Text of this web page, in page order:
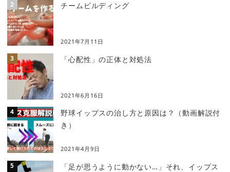
チームビルディング
2021年7月11日
「心配性」の正体と対処法
2021年6月16日
野球イップスの治し方と原因は？（動画解説付
き）
2021年4月9日
「足が思うように動かない…」それ、イップス